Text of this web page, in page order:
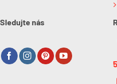
Sledujte nás